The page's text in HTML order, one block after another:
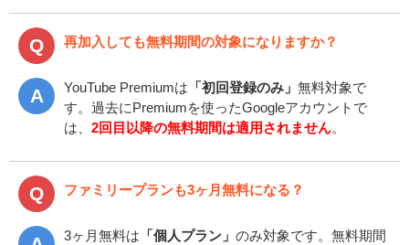
再加入しても無料期間の対象になりますか？
YouTube Premiumは 「初回登録のみ」 無料対象で
す。過去にPremiumを使ったGoogleアカウントで
は、 2回目以降の無料期間は適用されません。
ファミリープランも3ヶ月無料になる？
3ヶ月無料は 「個人プラン」 のみ対象です。無料期間